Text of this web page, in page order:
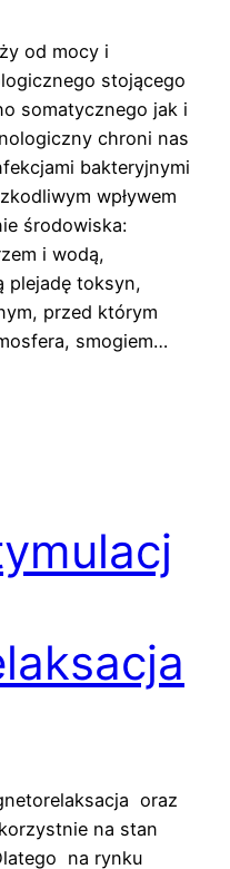
od mocy i
stojącego
somatycznego jak i
chroni nas
bakteryjnymi
wpływem
środowiska:
i wodą,
plejadę toksyn,
przed którym
smogiem…
oraz
na stan
na rynku